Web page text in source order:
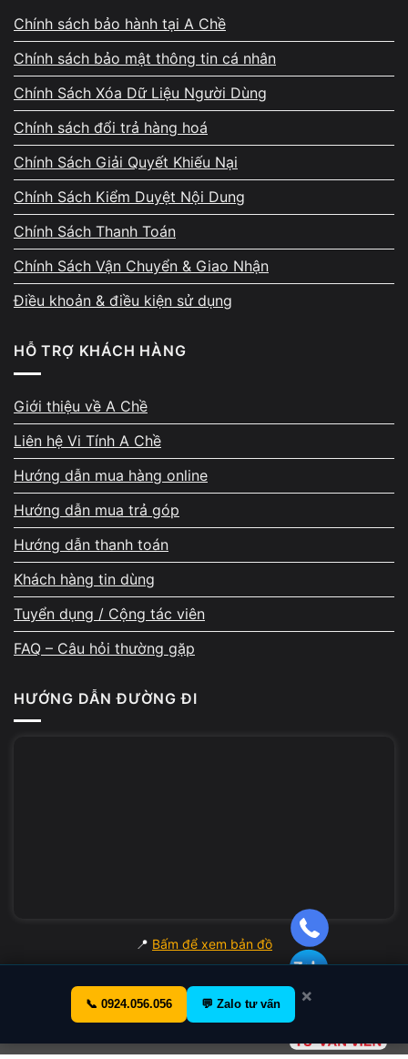
Chính sách bảo hành tại A Chề
Chính sách bảo mật thông tin cá nhân
Chính Sách Xóa Dữ Liệu Người Dùng
Chính sách đổi trả hàng hoá
Chính Sách Giải Quyết Khiếu Nại
Chính Sách Kiểm Duyệt Nội Dung
Chính Sách Thanh Toán
Chính Sách Vận Chuyển & Giao Nhận
Điều khoản & điều kiện sử dụng
HỖ TRỢ KHÁCH HÀNG
Giới thiệu về A Chề
Liên hệ Vi Tính A Chề
Hướng dẫn mua hàng online
Hướng dẫn mua trả góp
Hướng dẫn thanh toán
Khách hàng tin dùng
Tuyển dụng / Cộng tác viên
FAQ – Câu hỏi thường gặp
HƯỚNG DẪN ĐƯỜNG ĐI
📍 Bấm để xem bản đồ
📞 0924.056.056 💬 Zalo tư vấn ×